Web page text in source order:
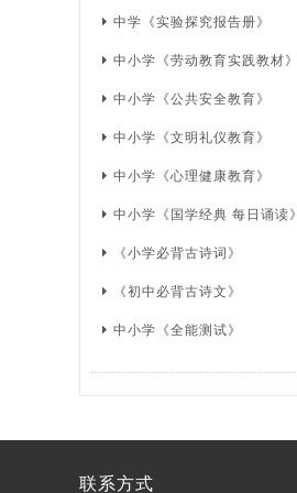
中学《实验探究报告册》
中小学《劳动教育实践教材》
中小学《公共安全教育》
中小学《文明礼仪教育》
中小学《心理健康教育》
中小学《国学经典 每日诵读》
《小学必背古诗词》
《初中必背古诗文》
中小学《全能测试》
联系方式